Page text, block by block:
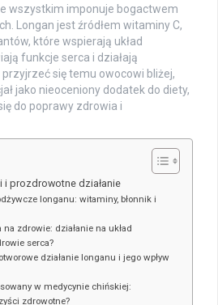
wszystkim imponuje bogactwem
Longan jest źródłem witaminy C,
które wspierają układ
funkcje serca i działają
się temu owocowi bliżej,
jako nieoceniony dodatek do diety,
do poprawy zdrowia i
i prozdrowotne działanie
longanu: witaminy, błonnik i
na zdrowie: działanie na układ
serca?
działanie longanu i jego wpływ
w medycynie chińskiej:
zdrowotne?